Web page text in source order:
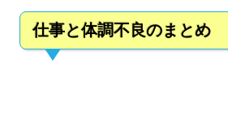
仕事と体調不良のまとめ